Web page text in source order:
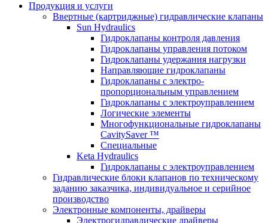
Продукция и услуги
Ввертные (картриджные) гидравлические клапаны
Sun Hydraulics
Гидроклапаны контроля давления
Гидроклапаны управления потоком
Гидроклапаны удержания нагрузки
Направляющие гидроклапаны
Гидроклапаны с электро-
пропорциональным управлением
Гидроклапаны с электроуправлением
Логические элементы
Многофункциональные гидроклапаны
CavitySaver ™
Специальные
Keta Hydraulics
Гидроклапаны с электроуправлением
Гидравлические блоки клапанов по техническому
заданию заказчика, индивидуальное и серийное
производство
Электронные компоненты, драйверы
Электрогидравлические драйверы